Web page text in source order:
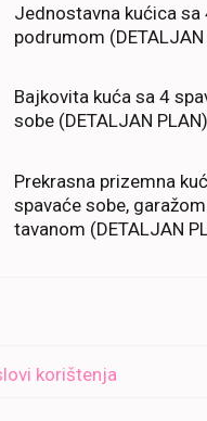
Jednostavna kućica sa
podrumom (DETALJAN
Bajkovita kuća sa 4
sobe (DETALJAN PLAN)
Prekrasna prizemna
spavaće sobe,
tavanom (DETALJAN
korištenja